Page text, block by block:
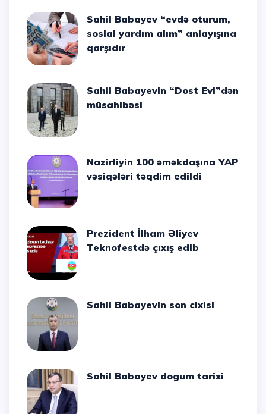
Sahil Babayev “evdə oturum,
sosial yardım alım” anlayışına
qarşıdır
Sahil Babayevin “Dost Evi”dən
müsahibəsi
Nazirliyin 100 əməkdaşına YAP
vəsiqələri təqdim edildi
Prezident İlham Əliyev
Teknofestdə çıxış edib
Sahil Babayevin son cixisi
Sahil Babayev dogum tarixi